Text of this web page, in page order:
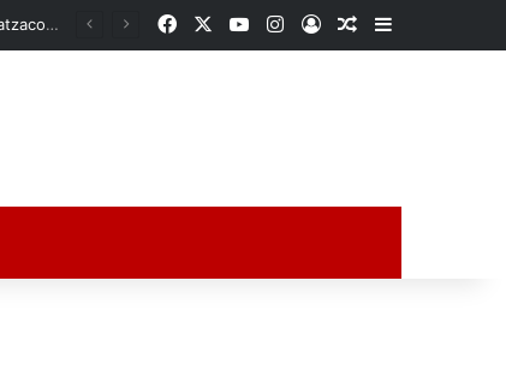
Movilización por presuntas detonaciones de arma de fuego alarma a vecinos en Coatzacoalcos FacebookYouTubeInstagram
AccesoPublicación al
Barra lateral
azar